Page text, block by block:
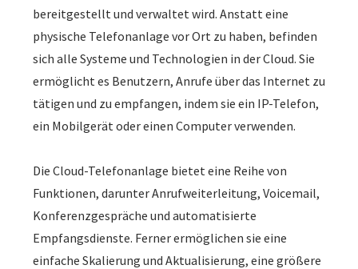
bereitgestellt und verwaltet wird. Anstatt eine
physische Telefonanlage vor Ort zu haben, befinden
sich alle Systeme und Technologien in der Cloud. Sie
ermöglicht es Benutzern, Anrufe über das Internet zu
tätigen und zu empfangen, indem sie ein IP-Telefon,
ein Mobilgerät oder einen Computer verwenden.
Die Cloud-Telefonanlage bietet eine Reihe von
Funktionen, darunter Anrufweiterleitung, Voicemail,
Konferenzgespräche und automatisierte
Empfangsdienste. Ferner ermöglichen sie eine
einfache Skalierung und Aktualisierung, eine größere